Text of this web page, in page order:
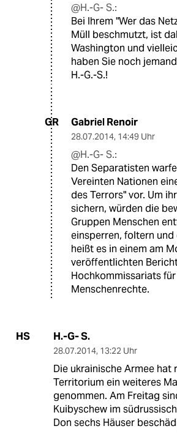
@H.-G- S.:
Bei Ihrem "Wer das
Müll beschmutzt, ist
Washington und
haben Sie noch
H.-G.-S.!
GR Gabriel Renoir
28.07.2014, 14:49 Uhr
@H.-G- S.:
Den Separatisten
Vereinten Nationen
des Terrors" vor. Um
sichern, würden die
Gruppen Menschen
einsperren, foltern und
heißt es in einem am
veröffentlichten
Hochkommissariats für
Menschenrechte.
HS H.-G- S.
28.07.2014, 13:22 Uhr
Die ukrainische Armee hat
Territorium ein weiteres
genommen. Am Freitag
Kuibyschew im
Don sechs Häuser